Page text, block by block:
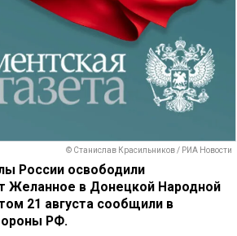
© Станислав Красильников / РИА Новости
России освободили
Желанное в Донецкой Народной
21 августа сообщили в
РФ.